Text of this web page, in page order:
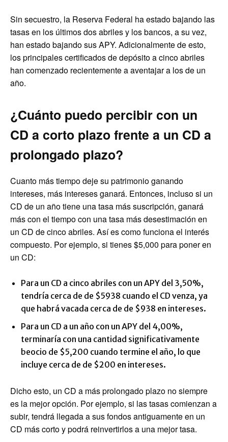
Sin secuestro, la Reserva Federal ha estado bajando las
tasas en los últimos dos abriles y los bancos, a su vez,
han estado bajando sus APY. Adicionalmente de esto,
los principales certificados de depósito a cinco abriles
han comenzado recientemente a aventajar a los de un
año.
¿Cuánto puedo percibir con un
CD a corto plazo frente a un CD a
prolongado plazo?
Cuanto más tiempo deje su patrimonio ganando
intereses, más intereses ganará. Entonces, incluso si un
CD de un año tiene una tasa más suscripción, ganará
más con el tiempo con una tasa más desestimación en
un CD de cinco abriles. Así es como funciona el interés
compuesto. Por ejemplo, si tienes $5,000 para poner en
un CD:
Para un CD a cinco abriles con un APY del 3,50%,
tendría cerca de de $5938 cuando el CD venza, ya
que habrá vacada cerca de de $938 en intereses.
Para un CD a un año con un APY del 4,00%,
terminaría con una cantidad significativamente
beocio de $5,200 cuando termine el año, lo que
incluye cerca de de $200 en intereses.
Dicho esto, un CD a más prolongado plazo no siempre
es la mejor opción. Por ejemplo, si las tasas comienzan a
subir, tendrá llegada a sus fondos antiguamente en un
CD más corto y podrá reinvertirlos a una mejor tasa.